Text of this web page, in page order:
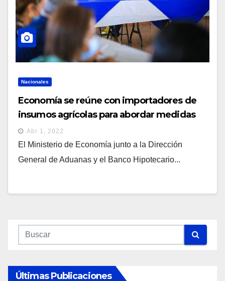
Nacionales
Economía se reúne con importadores de
insumos agrícolas para abordar medidas
implementadas por el gobierno
Abr 1, 2022
El Ministerio de Economía junto a la Dirección
General de Aduanas y el Banco Hipotecario...
Últimas Publicaciones